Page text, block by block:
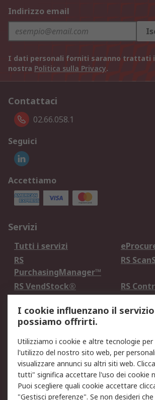
Indirizzo email
I dati personali forniti saranno trattati
nostra Politica sulla Privacy.
Contattaci
02.66.058.1
Seguici
Accettiamo
Servizi
Tutti i servizi
RS
PurchasingManager™
RS
RS VendStock®
RS
Legale
Informativa Cookie
Email Security
Termini
Condizioni di vendita
servizio
I cookie influenzano il
possiamo offrirti.
Utilizziamo i cookie e altre tecnologie per
l'utilizzo del nostro sito web, per
visualizzare annunci su altri siti web.
tutti" significa accettare l'uso dei cookie
Puoi scegliere quali cookie accettare
"Gestisci preferenze". Se non desideri